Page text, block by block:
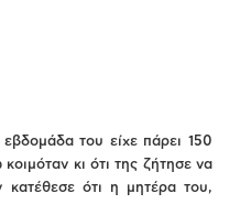
του είχε πάρει 150
κι ότι της ζήτησε να
κατέθεσε ότι η μητέρα του,